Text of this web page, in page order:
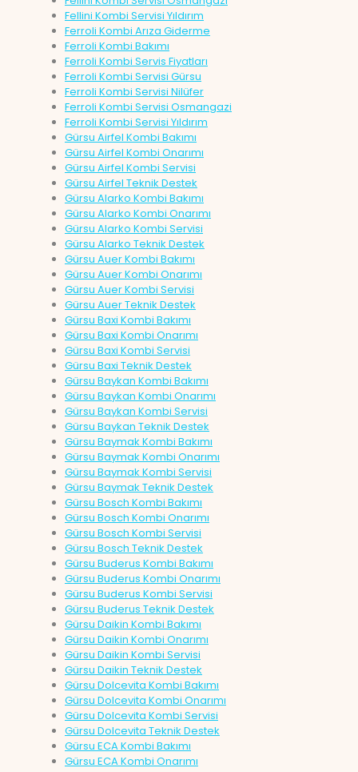
Fellini Kombi Servisi Yıldırım
Ferroli Kombi Arıza Giderme
Ferroli Kombi Bakımı
Ferroli Kombi Servis Fiyatları
Ferroli Kombi Servisi Gürsu
Ferroli Kombi Servisi Nilüfer
Ferroli Kombi Servisi Osmangazi
Ferroli Kombi Servisi Yıldırım
Gürsu Airfel Kombi Bakımı
Gürsu Airfel Kombi Onarımı
Gürsu Airfel Kombi Servisi
Gürsu Airfel Teknik Destek
Gürsu Alarko Kombi Bakımı
Gürsu Alarko Kombi Onarımı
Gürsu Alarko Kombi Servisi
Gürsu Alarko Teknik Destek
Gürsu Auer Kombi Bakımı
Gürsu Auer Kombi Onarımı
Gürsu Auer Kombi Servisi
Gürsu Auer Teknik Destek
Gürsu Baxi Kombi Bakımı
Gürsu Baxi Kombi Onarımı
Gürsu Baxi Kombi Servisi
Gürsu Baxi Teknik Destek
Gürsu Baykan Kombi Bakımı
Gürsu Baykan Kombi Onarımı
Gürsu Baykan Kombi Servisi
Gürsu Baykan Teknik Destek
Gürsu Baymak Kombi Bakımı
Gürsu Baymak Kombi Onarımı
Gürsu Baymak Kombi Servisi
Gürsu Baymak Teknik Destek
Gürsu Bosch Kombi Bakımı
Gürsu Bosch Kombi Onarımı
Gürsu Bosch Kombi Servisi
Gürsu Bosch Teknik Destek
Gürsu Buderus Kombi Bakımı
Gürsu Buderus Kombi Onarımı
Gürsu Buderus Kombi Servisi
Gürsu Buderus Teknik Destek
Gürsu Daikin Kombi Bakımı
Gürsu Daikin Kombi Onarımı
Gürsu Daikin Kombi Servisi
Gürsu Daikin Teknik Destek
Gürsu Dolcevita Kombi Bakımı
Gürsu Dolcevita Kombi Onarımı
Gürsu Dolcevita Kombi Servisi
Gürsu Dolcevita Teknik Destek
Gürsu ECA Kombi Bakımı
Gürsu ECA Kombi Onarımı